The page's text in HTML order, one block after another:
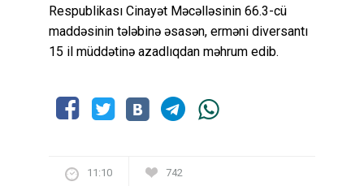
Respublikası Cinayət Məcəlləsinin 66.3-cü
maddəsinin tələbinə əsasən, erməni diversantı
15 il müddətinə azadlıqdan məhrum edib.
11:10 742